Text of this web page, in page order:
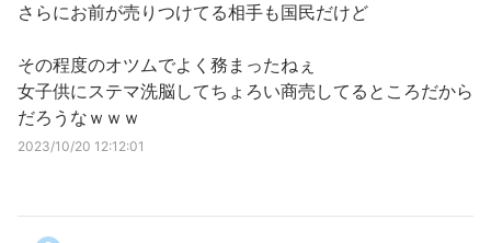
さらにお前が売りつけてる相手も国民だけど
その程度のオツムでよく務まったねぇ
女子供にステマ洗脳してちょろい商売してるところだから
だろうなｗｗｗ
2023/10/20 12:12:01